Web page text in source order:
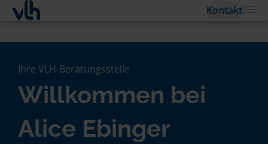
Kontakt
Ihre VLH-Beratungsstelle
Willkommen bei
Alice Ebinger